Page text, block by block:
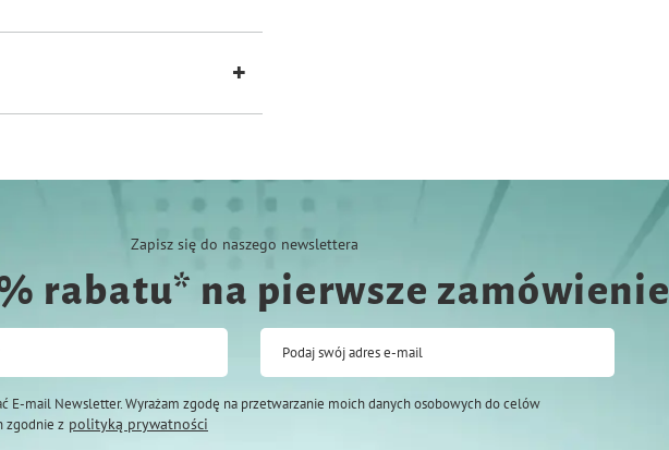
Zapisz się do naszego newslettera
rabatu* na pierwsze zamówienie
Podaj swój adres e-mail
E-mail Newsletter. Wyrażam zgodę na przetwarzanie moich danych osobowych do celów
zgodnie z polityką prywatności